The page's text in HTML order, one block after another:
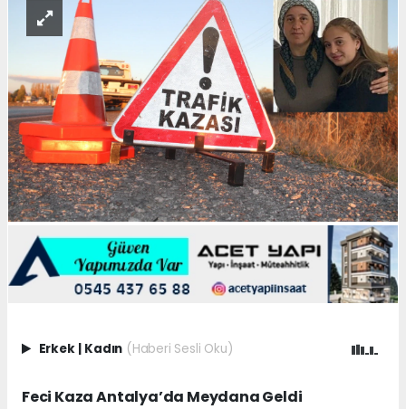
Erkek | Kadın (Haberi Sesli Oku)
Feci Kaza Antalya’da Meydana Geldi